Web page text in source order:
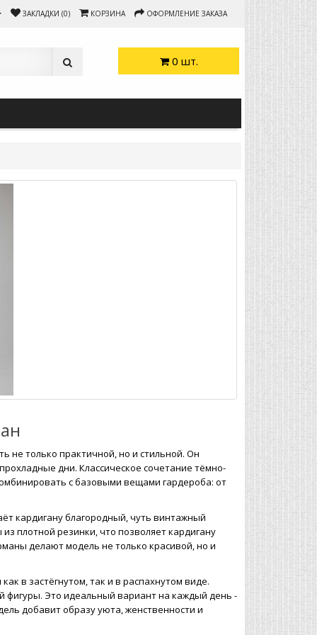
ЗАКЛАДКИ (0) КОРЗИНА ОФОРМЛЕНИЕ ЗАКАЗА
0 шт.
не только практичной, но и стильной. Он
дни. Классическое сочетание тёмно-
с базовыми вещами гардероба: от
кардигану благородный, чуть винтажный
плотной резинки, что позволяет кардигану
делают модель не только красивой, но и
в застёгнутом, так и в распахнутом виде.
фигуры. Это идеальный вариант на каждый день -
добавит образу уюта, женственности и